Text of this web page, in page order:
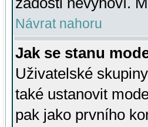
Návrat nahoru
Jak se stanu
Uživatelské
také ustanovit
pak jako prvního